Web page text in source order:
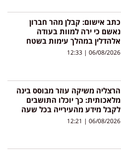
כתב אישום: קבלן מהר חברון
נאשם כי ירה למוות בעודה
אלהדלין במהלך עימות בשטח
06/08/2026
הרצליה משיקה עוזר מבוסס בינה
מלאכותית: כך יוכלו התושבים
לקבל מידע מהעירייה בכל שעה
06/08/2026